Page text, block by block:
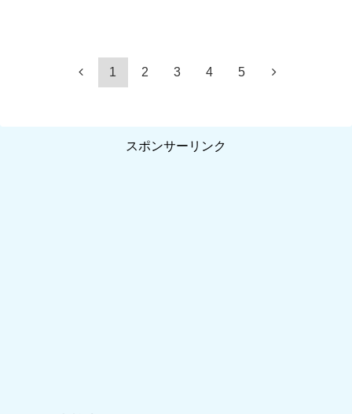
1 2 3 4 5
スポンサーリンク